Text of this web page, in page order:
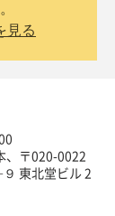
見る
、〒020-0022
東北堂ビル 2